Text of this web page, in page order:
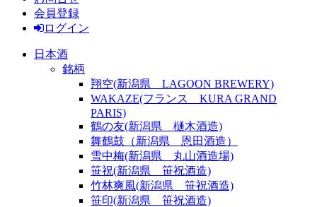
会員登録
ログイン
日本酒
銘柄
翔空(新潟県 LAGOON BREWERY)
WAKAZE(フランス KURA GRAND
PARIS)
鶴の友(新潟県 樋木酒造)
舞鶴鼓（新潟県 恩田酒造）
雪中梅(新潟県 丸山酒造場)
笹祝(新潟県 笹祝酒造)
竹林爽風(新潟県 笹祝酒造)
笹印(新潟県 笹祝酒造)